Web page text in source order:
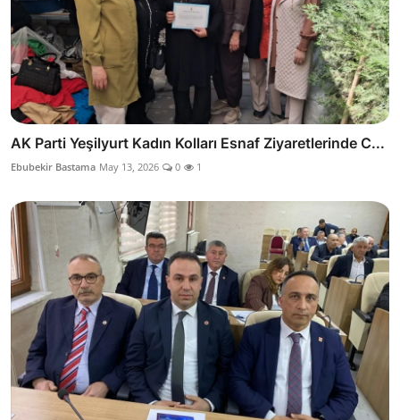
AK Parti Yeşilyurt Kadın Kolları Esnaf Ziyaretlerinde C...
Ebubekir Bastama May 13, 2026 0 1